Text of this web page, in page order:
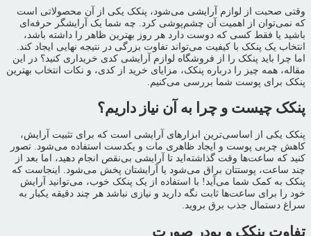
وقتی صحبت از لوازم آرایشی می‌شود، پنکک یکی از آن محصولاتی است
که نمی‌توان از اهمیت آن چشم‌پوشی کرد. چه شما یک آرایشگر حرفه‌ای
باشید یا فقط کسی که دوست دارد هر روز بهترین ظاهر را داشته باشد،
انتخاب یک پنکک با کیفیت می‌تواند تفاوت بزرگی در نتیجه نهایی ایجاد کند.
اما چرا باید پنکک را از فروشگاه لوازم آرایشی کدی خریداری کنید؟ در این
مقاله، همه چیز را درباره پنکک، مزایای خرید از کدی، و نکات انتخاب بهترین
پنکک برای پوست شما بررسی می‌کنیم.
پنکک چیست و چرا به آن نیاز داریم؟
پنکک یکی از اساسی‌ترین ابزارهای آرایشی است که برای تثبیت آرایش،
کاهش چربی پوست و ایجاد ظاهری مات و یکدست استفاده می‌شود. تصور
کنید که ساعت‌ها وقت گذاشته‌اید تا آرایشی بی‌نقص انجام دهید، اما بعد از
چند ساعت، پوستتان براق می‌شود یا آرایشتان پخش می‌شود. اینجاست که
پنکک به کمک شما می‌آید! با استفاده از یک پنکک خوب، می‌توانید آرایش
خود را برای ساعت‌ها ثابت نگه دارید و نیازی نباشد هر چند دقیقه یکبار به
سراغ دستمال جذب برق بروید.
تفاوت پنکک و پودر صورت